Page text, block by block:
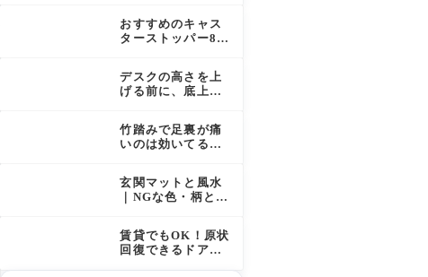
法を解説
おすすめのキャス
ターストッパー8選
止・防音対策に
デスクの高さを上
げる前に、底上げ
決めておく
竹踏みで足裏が痛
いのは効いてる証
ておきたい痛みの
正体と正しい使い
方
玄関マットと風水
｜NGな色・柄と運
を徹底解説
賃貸でもOK！原状
回復できるドア下